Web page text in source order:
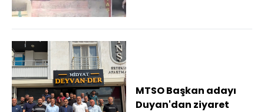
MTSO Başkan adayı
Duyan'dan ziyaret